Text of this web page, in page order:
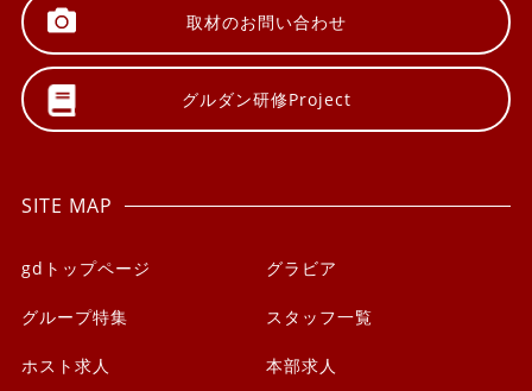
取材のお問い合わせ
グルダン研修Project
SITE MAP
gdトップページ グラビア
グループ特集 スタッフ一覧
ホスト求人 本部求人